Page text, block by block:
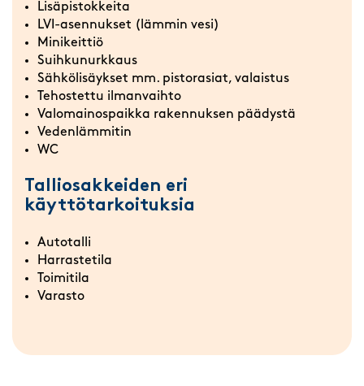
Lisäpistokkeita
LVI-asennukset (lämmin vesi)
Minikeittiö
Suihkunurkkaus
Sähkölisäykset mm. pistorasiat, valaistus
Tehostettu ilmanvaihto
Valomainospaikka rakennuksen päädystä
Vedenlämmitin
WC
Talliosakkeiden eri
käyttötarkoituksia
Autotalli
Harrastetila
Toimitila
Varasto